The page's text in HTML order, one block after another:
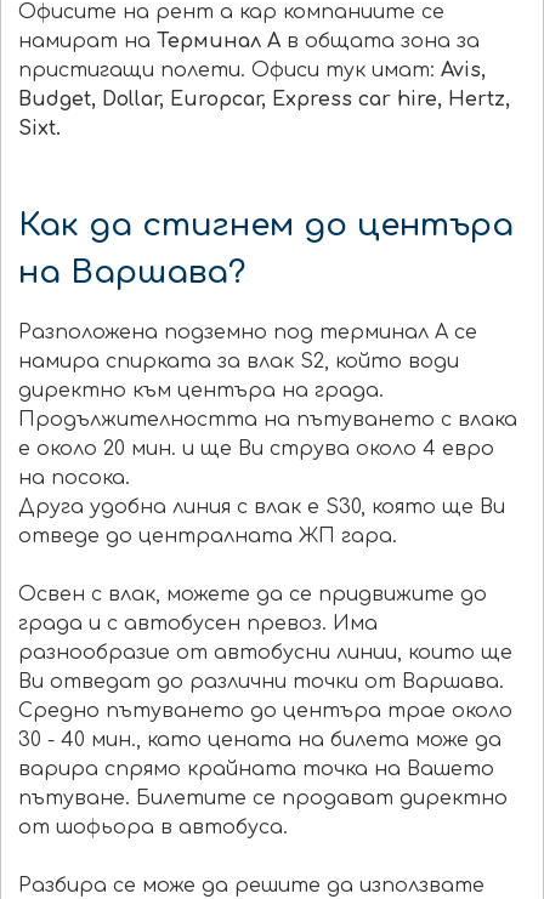
Офисите на рент а кар компаниите се
намират на Терминал А в общата зона за
пристигащи полети. Офиси тук имат: Avis,
Budget, Dollar, Europcar, Express car hire, Hertz,
Sixt.
Как да стигнем до центъра
на Варшава?
Разположена подземно под терминал А се
намира спирката за влак S2, който води
директно към центъра на града.
Продължителността на пътуването с влака
е около 20 мин. и ще Ви струва около 4 евро
на посока.
Друга удобна линия с влак е S30, която ще Ви
отведе до централната ЖП гара.
Освен с влак, можете да се придвижите до
града и с автобусен превоз. Има
разнообразие от автобусни линии, които ще
Ви отведат до различни точки от Варшава.
Средно пътуването до центъра трае около
30 - 40 мин., като цената на билета може да
варира спрямо крайната точка на Вашето
пътуване. Билетите се продават директно
от шофьора в автобуса.
Разбира се може да решите да използвате